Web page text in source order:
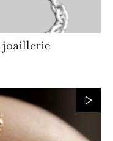
joaillerie